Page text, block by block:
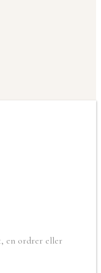
en ordrer eller